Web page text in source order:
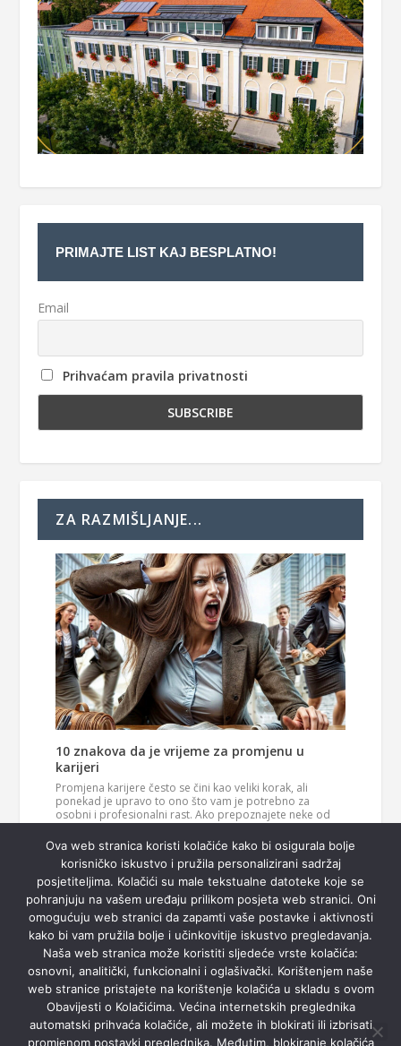
PRIMAJTE LIST KAJ BESPLATNO!
Email
Prihvaćam pravila privatnosti
ZA RAZMIŠLJANJE...
10 znakova da je vrijeme za promjenu u
karijeri
Promjena karijere često se čini kao veliki korak, ali
ponekad je upravo to ono što vam je potrebno za
osobni i profesionalni rast. Ako prepoznajete neke od
ovih znakova, možda je vrijeme da razmislite o novom
smjeru u svom životu. 1. Vaš posao više vas…Pročitaj
više
Ova web stranica koristi kolačiće kako bi osigurala bolje
korisničko iskustvo i pružila personalizirani sadržaj
posjetiteljima. Kolačići su male tekstualne datoteke koje se
pohranjuju na vašem uređaju prilikom posjeta web stranici. Oni
omogućuju web stranici da zapamti vaše postavke i aktivnosti
kako bi vam pružila bolje i učinkovitije iskustvo pregledavanja.
Naša web stranica može koristiti sljedeće vrste kolačića:
osnovni, analitički, funkcionalni i oglašivački. Korištenjem naše
web stranice pristajete na korištenje kolačića u skladu s ovom
Obavijesti o Kolačićima. Većina internetskih preglednika
automatski prihvaća kolačiće, ali možete ih blokirati ili izbrisati
promjenom postavki preglednika. Međutim, blokiranje kolačića